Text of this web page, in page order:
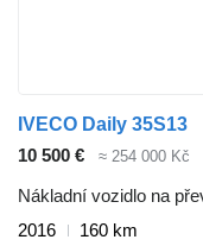
IVECO Daily 35S13
10 500 €
≈ 254 000 Kč
Nákladní vozidlo na
2016
160 km